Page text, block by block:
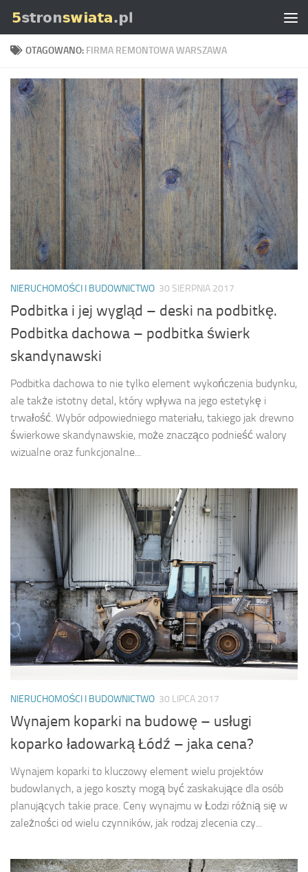
Skip to content
OTAGOWANO: FIRMA REMONTOWA WARSZAWA
NIERUCHOMOŚCI I BUDOWNICTWO 30 SIERPNIA 2017
Podbitka i jej wygląd – deski na podbitkę.
Podbitka dachowa – podbitka świerk
skandynawski
Podbitka dachowa to nie tylko element wykończenia budynku,
ale także istotny detal, który wpływa na jego estetykę i
trwałość. Wybór odpowiedniego materiału, takiego jak drewno
świerkowe skandynawskie, może znacząco podnieść walory
wizualne oraz funkcjonalne...
NIERUCHOMOŚCI I BUDOWNICTWO 30 LIPCA 2017
Wynajem koparki na budowę – usługi
koparko ładowarką Łódź – jaka cena?
Wynajem koparki to kluczowy element wielu projektów
budowlanych, a jego koszty mogą być zaskakujące dla osób
planujących takie prace. Ceny wynajmu w Łodzi różnią się w
zależności od wielu czynników, jak rodzaj zlecenia czy...